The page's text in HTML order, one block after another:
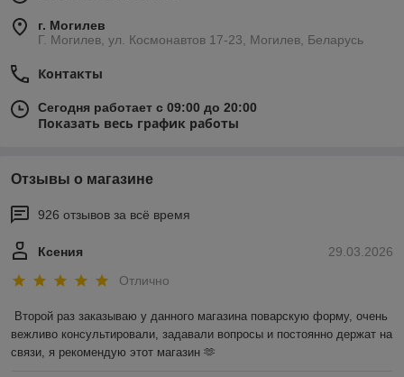
г. Могилев
Г. Могилев, ул. Космонавтов 17-23, Могилев, Беларусь
Контакты
Сегодня работает с 09:00 до 20:00
Показать весь график работы
Отзывы о магазине
926 отзывов за всё время
29.03.2026
Ксения
Отлично
Второй раз заказываю у данного магазина поварскую форму, очень
вежливо консультировали, задавали вопросы и постоянно держат на
связи, я рекомендую этот магазин 🫶